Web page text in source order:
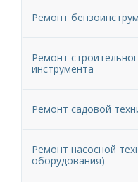
Ремонт
Ремонт
инструмента
Ремонт садовой
Ремонт насосной
оборудования)